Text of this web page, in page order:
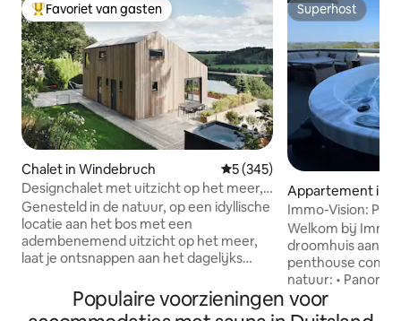
Topfavoriet van gasten
Favoriet van gasten
Chalet in Windebruch Gemiddelde beoordeling
5 (345)
Designchalet met uitzicht op het meer,
sauna, open haard en jacuzzi
Genesteld in de natuur, op een idyllische
locatie aan het bos met een
adembenemend uitzicht op het meer,
laat je ontsnappen aan het dagelijks
geniet van een fietstocht met onze e-
bikes. Als het koel is, warm je op in de
Superhost
Superhost
Appartement in
dt
Immo-Vision:
en jacuzzi
Welkom bij
droomhuis aan
penthouse
natuur: • Panoramisch uitzicht •
Wellness-oase
Moderne
Populaire voorzieningen voor